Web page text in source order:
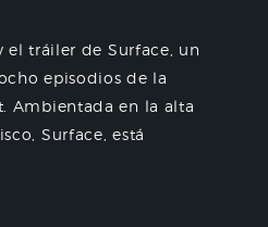
el tráiler de Surface, un
episodios de la
Ambientada en la alta
Surface, está